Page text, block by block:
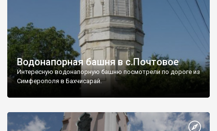
Водонапорная башня в с.Почтовое
Интересную водонапорную башню посмотрели по дороге из
Симферополя в Бахчисарай.